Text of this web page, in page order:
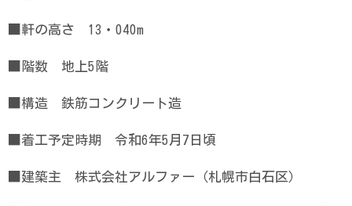
■軒の高さ 13・040m
■階数 地上5階
■構造 鉄筋コンクリート造
■着工予定時期 令和6年5月7日頃
■建築主 株式会社アルファー（札幌市白石区）